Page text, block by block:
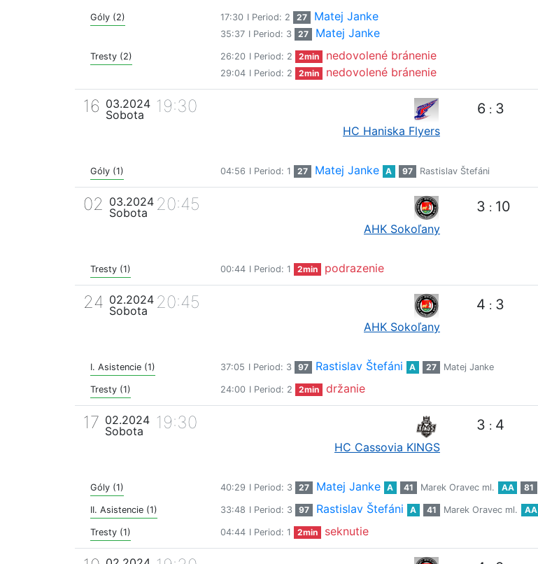
Góly (2) 17:30 I Period: 2 27 Matej Janke
35:37 I Period: 3 27 Matej Janke
Tresty (2) 26:20 I Period: 2 2min nedovolené bránenie
29:04 I Period: 2 2min nedovolené bránenie
16 03.2024
Sobota
19:30
HC Haniska Flyers
6 : 3
Góly (1) 04:56 I Period: 1 27 Matej Janke A 97 Rastislav Štefáni
02 03.2024
Sobota
20:45
AHK Sokoľany
3 : 10
Tresty (1) 00:44 I Period: 1 2min podrazenie
24 02.2024
Sobota
20:45
AHK Sokoľany
4 : 3
I. Asistencie (1) 37:05 I Period: 3 97 Rastislav Štefáni A 27 Matej Janke
Tresty (1) 24:00 I Period: 2 2min držanie
17 02.2024
Sobota
19:30
HC Cassovia KINGS
3 : 4
Góly (1) 40:29 I Period: 3 27 Matej Janke A 41 Marek Oravec ml. AA 81
II. Asistencie (1) 33:48 I Period: 3 97 Rastislav Štefáni A 41 Marek Oravec ml. AA
Tresty (1) 04:44 I Period: 1 2min seknutie